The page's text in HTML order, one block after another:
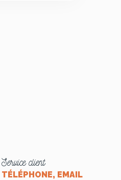
Service client
TÉLÉPHONE, EMAIL OU